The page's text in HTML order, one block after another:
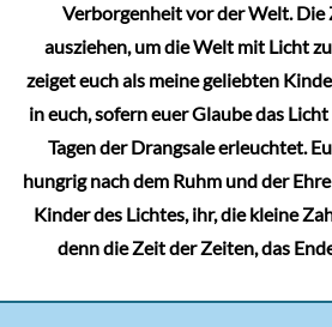
Verborgenheit vor der Welt. Die
ausziehen, um die Welt mit Licht
zeiget euch als meine geliebten
in euch, sofern euer Glaube das
Tagen der Drangsale erleuchtet.
hungrig nach dem Ruhm und der
Kinder des Lichtes, ihr, die kleine
denn die Zeit der Zeiten, das